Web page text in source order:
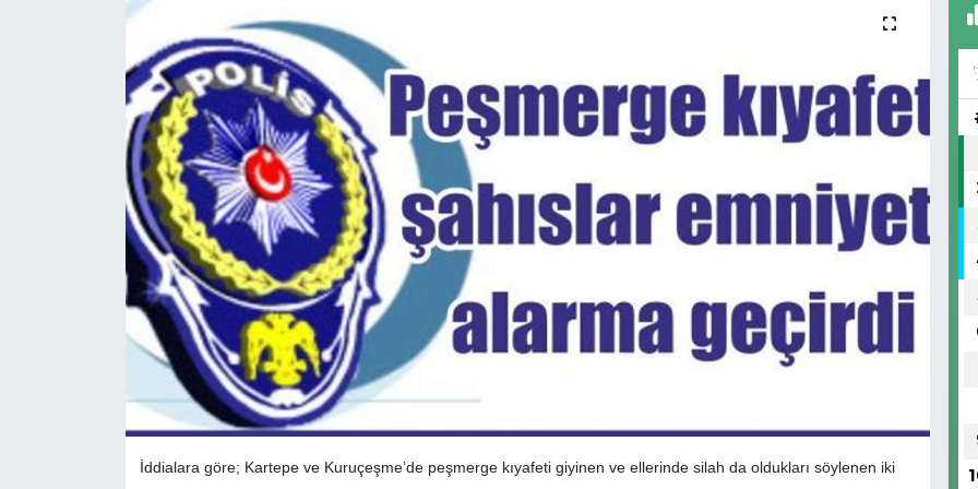
İddialara göre; Kartepe ve Kuruçeşme’de peşmerge kıyafeti giyinen ve ellerinde silah da oldukları söylenen iki